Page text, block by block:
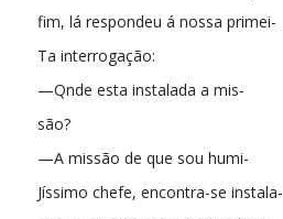
fim, lá respondeu á nossa primei-
Ta interrogação:
—Qnde esta instalada a mis-
são?
—A missão de que sou humi-
Jíssimo chefe, encontra-se instala-